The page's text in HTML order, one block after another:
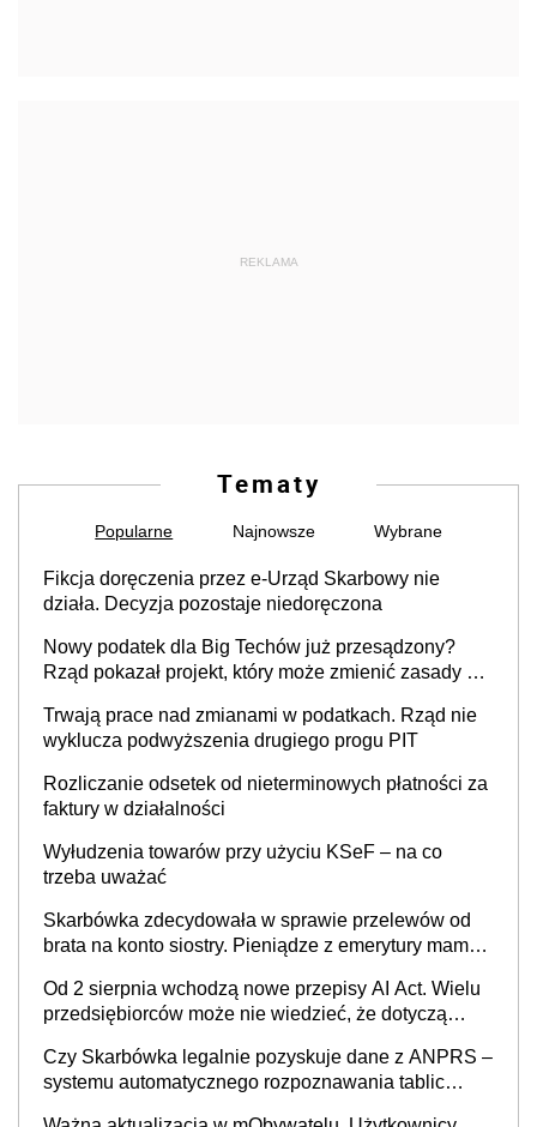
REKLAMA
Tematy
Popularne Najnowsze Wybrane
Fikcja doręczenia przez e-Urząd Skarbowy nie
działa. Decyzja pozostaje niedoręczona
Nowy podatek dla Big Techów już przesądzony?
Rząd pokazał projekt, który może zmienić zasady gry
Trwają prace nad zmianami w podatkach. Rząd nie
wyklucza podwyższenia drugiego progu PIT
Rozliczanie odsetek od nieterminowych płatności za
faktury w działalności
Wyłudzenia towarów przy użyciu KSeF – na co
trzeba uważać
Skarbówka zdecydowała w sprawie przelewów od
brata na konto siostry. Pieniądze z emerytury mamy
będzie
Od 2 sierpnia wchodzą nowe przepisy AI Act. Wielu
przedsiębiorców może nie wiedzieć, że dotyczą
Czy Skarbówka legalnie pozyskuje dane z ANPRS –
systemu automatycznego rozpoznawania tablic